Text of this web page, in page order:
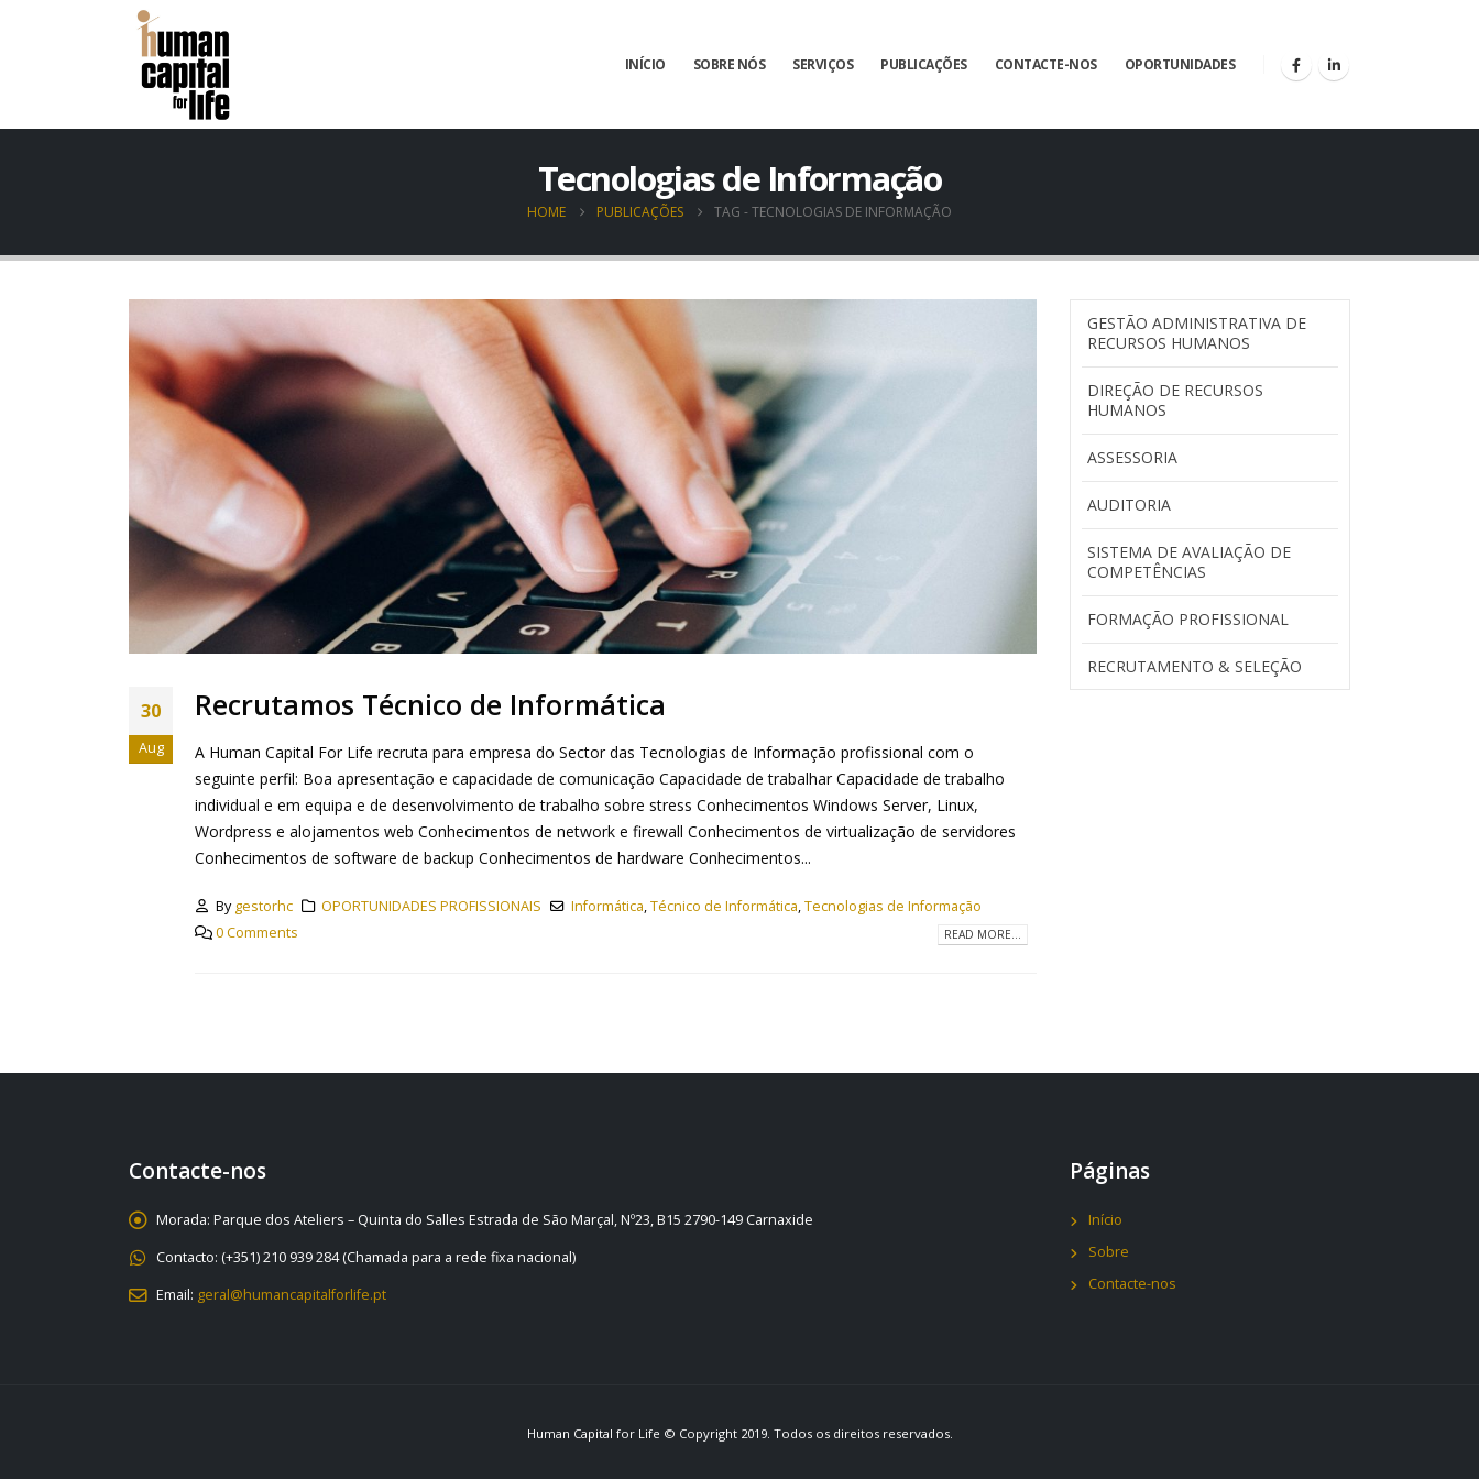
INÍCIO SOBRE NÓS SERVIÇOS PUBLICAÇÕES CONTACTE-NOS OPORTUNIDADES
Tecnologias de Informação
HOME PUBLICAÇÕES TAG -TECNOLOGIAS DE INFORMAÇÃO
30
Aug
Recrutamos Técnico de Informática
A Human Capital For Life recruta para empresa do Sector das Tecnologias de Informação profissional com o
seguinte perfil: Boa apresentação e capacidade de comunicação Capacidade de trabalhar Capacidade de trabalho
individual e em equipa e de desenvolvimento de trabalho sobre stress Conhecimentos Windows Server, Linux,
Wordpress e alojamentos web Conhecimentos de network e firewall Conhecimentos de virtualização de servidores
Conhecimentos de software de backup Conhecimentos de hardware Conhecimentos...
Bygestorhc OPORTUNIDADES PROFISSIONAIS Informática,Técnico de Informática,Tecnologias de Informação
0 Comments
READ MORE...
GESTÃO ADMINISTRATIVA DE
RECURSOS HUMANOS
DIREÇÃO DE RECURSOS
HUMANOS
ASSESSORIA
AUDITORIA
SISTEMA DE AVALIAÇÃO DE
COMPETÊNCIAS
FORMAÇÃO PROFISSIONAL
RECRUTAMENTO & SELEÇÃO
Contacte-nos
Morada: Parque dos Ateliers – Quinta do Salles Estrada de São Marçal, Nº23, B15 2790-149 Carnaxide
Contacto: (+351) 210 939 284 (Chamada para a rede fixa nacional)
Email: geral@humancapitalforlife.pt
Páginas
Início
Sobre
Contacte-nos
Human Capital for Life © Copyright 2019. Todos os direitos reservados.